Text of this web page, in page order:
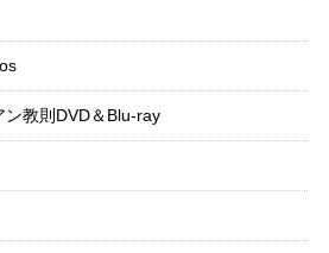
教則DVD＆Blu-ray